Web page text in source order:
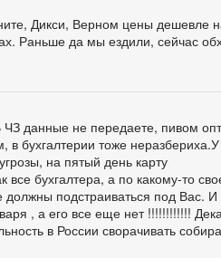
Дикси, Верном цены дешевле
Раньше да мы ездили, сейчас
данные не передаете, пивом
бухгалтерии тоже
на пятый день карту
все бухгалтера, а по какому-то
подстраиваться под Вас. И
, а его все еще нет !!!!!!!!!!!!
в России сворачивать